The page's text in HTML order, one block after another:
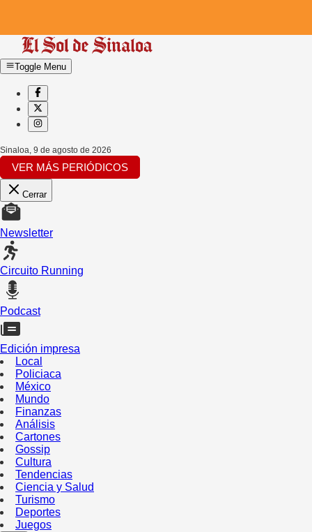
Toggle Menu
Sinaloa, 9 de agosto de 2026
VER MÁS PERIÓDICOS
Cerrar
Newsletter
Circuito Running
Podcast
Edición impresa
Local
Policiaca
México
Mundo
Finanzas
Análisis
Cartones
Gossip
Cultura
Tendencias
Ciencia y Salud
Turismo
Deportes
Juegos